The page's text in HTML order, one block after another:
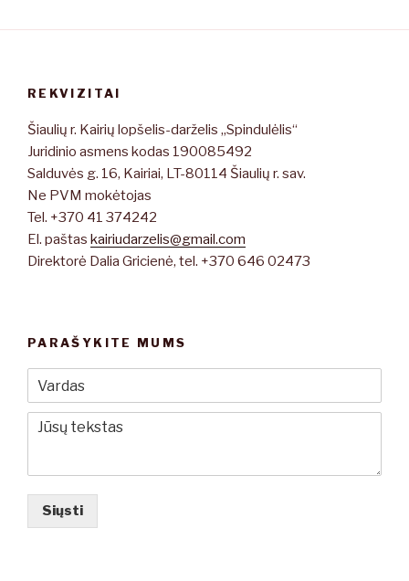
REKVIZITAI
Šiaulių r. Kairių lopšelis-darželis „Spindulėlis“
Juridinio asmens kodas 190085492
Salduvės g. 16, Kairiai, LT-80114 Šiaulių r. sav.
Ne PVM mokėtojas
Tel. +370 41 374242
El. paštas kairiudarzelis@gmail.com
Direktorė Dalia Gricienė, tel. +370 646 02473
PARAŠYKITE MUMS
Siųsti